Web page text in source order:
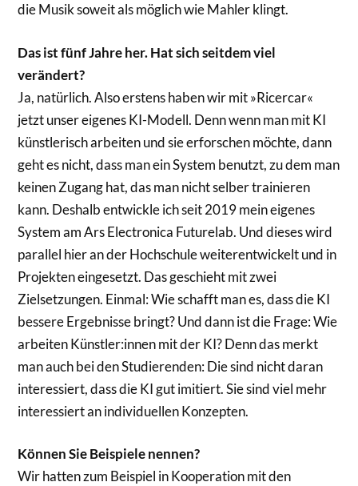
die Musik soweit als möglich wie Mahler klingt.
Das ist fünf Jahre her. Hat sich seitdem viel
verändert?
Ja, natürlich. Also erstens haben wir mit »Ricercar«
jetzt unser eigenes KI-Modell. Denn wenn man mit KI
künstlerisch arbeiten und sie erforschen möchte, dann
geht es nicht, dass man ein System benutzt, zu dem man
keinen Zugang hat, das man nicht selber trainieren
kann. Deshalb entwickle ich seit 2019 mein eigenes
System am Ars Electronica Futurelab. Und dieses wird
parallel hier an der Hochschule weiterentwickelt und in
Projekten eingesetzt. Das geschieht mit zwei
Zielsetzungen. Einmal: Wie schafft man es, dass die KI
bessere Ergebnisse bringt? Und dann ist die Frage: Wie
arbeiten Künstler:innen mit der KI? Denn das merkt
man auch bei den Studierenden: Die sind nicht daran
interessiert, dass die KI gut imitiert. Sie sind viel mehr
interessiert an individuellen Konzepten.
Können Sie Beispiele nennen?
Wir hatten zum Beispiel in Kooperation mit den